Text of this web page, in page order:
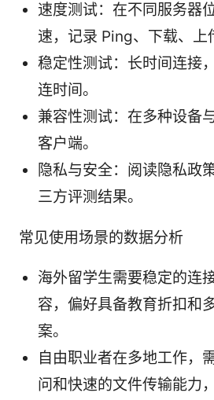
速度测试：在不同服务器
速，记录 Ping、下载、上
稳定性测试：长时间连接
连时间。
兼容性测试：在多种设备
客户端。
隐私与安全：阅读隐私政
三方评测结果。
常见使用场景的数据分析
海外留学生需要稳定的连
容，偏好具备教育折扣和
案。
自由职业者在多地工作，
问和快速的文件传输能力